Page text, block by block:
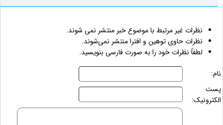
نظرات غیر مرتبط با موضوع خبر منتشر نمی شوند.
نظرات حاوی توهین و افترا منتشر نمی‌شوند.
لطفاً نظرات خود را به صورت فارسی بنویسید.
نام:
پست
الکترونیک: